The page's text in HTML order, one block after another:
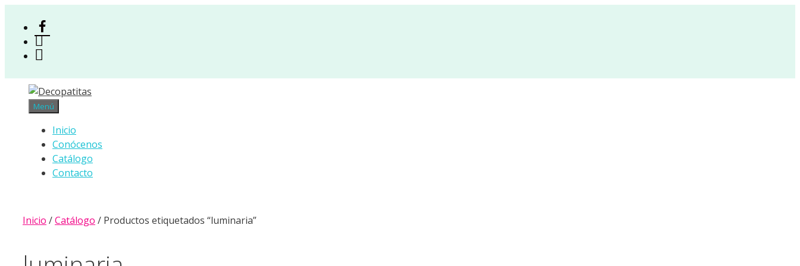
contenido
Menú
Inicio
Conócenos
Catálogo
Contacto
Inicio /Catálogo / Productos etiquetados “luminaria”